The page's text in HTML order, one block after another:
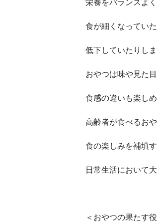
栄養をバランスよ
食が細くなってい
低下していたりしま
おやつは味や見た
食感の違いも楽しめ
高齢者が食べるお
食の楽しみを補填
日常生活において
＜おやつの果たす